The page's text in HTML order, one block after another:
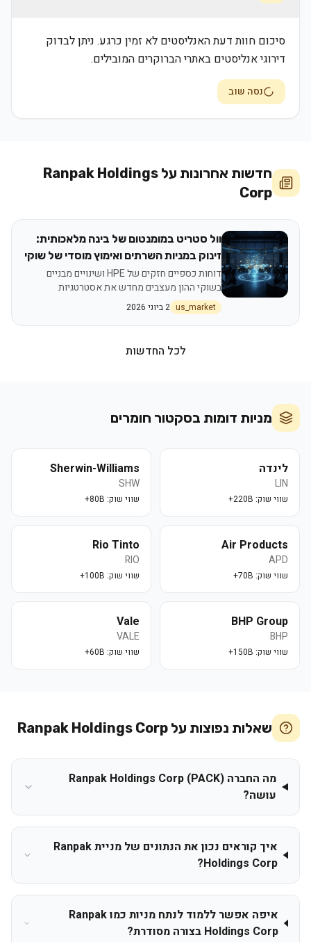
סיכום חוות דעת האנליסטים לא זמין כרגע. ניתן לבדוק
דירוגי אנליסטים באתרי הברוקרים המובילים.
נסה שוב
חדשות אחרונות על Ranpak Holdings
Corp
וול סטריט במומנטום של בינה מלאכותית:
זינוק במניות השרתים ואימוץ מוסדי של שוקי
חיזוי
דוחות כספיים חזקים של HPE ושינויים מבניים
בשוקי ההון מעצבים מחדש את אסטרטגיות
ההשקעה לשנת 2026
us_market 2 ביוני 2026
לכל החדשות
מניות דומות בסקטור חומרים
לינדה
LIN
שווי שוק: 220B+
Sherwin-Williams
SHW
שווי שוק: 80B+
Air Products
APD
שווי שוק: 70B+
Rio Tinto
RIO
שווי שוק: 100B+
BHP Group
BHP
שווי שוק: 150B+
Vale
VALE
שווי שוק: 60B+
שאלות נפוצות על Ranpak Holdings Corp
מה החברה Ranpak Holdings Corp (PACK)
עושה?
איך קוראים נכון את הנתונים של מניית Ranpak
Holdings Corp?
איפה אפשר ללמוד לנתח מניות כמו Ranpak
Holdings Corp בצורה מסודרת?